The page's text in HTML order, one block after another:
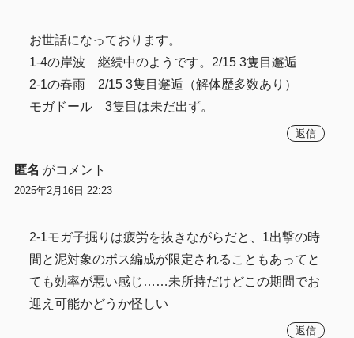
お世話になっております。
1-4の岸波 継続中のようです。2/15 3隻目邂逅
2-1の春雨 2/15 3隻目邂逅（解体歴多数あり）
モガドール 3隻目は未だ出ず。
返信
匿名 がコメント
2025年2月16日 22:23
2-1モガ子掘りは疲労を抜きながらだと、1出撃の時
間と泥対象のボス編成が限定されることもあってと
ても効率が悪い感じ……未所持だけどこの期間でお
迎え可能かどうか怪しい
返信